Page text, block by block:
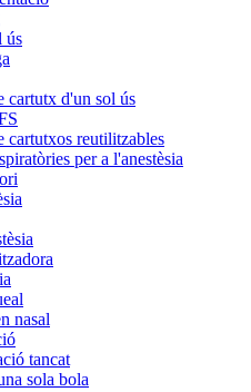
ús
cartutx d'un sol ús
cartutxos reutilitzables
per a l'anestèsia
nasal
tancat
sola bola